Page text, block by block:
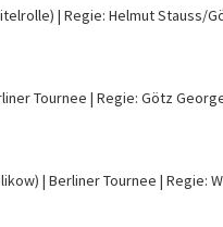
Regie: Helmut Stauss/
Tournee Regie: Götz
Berliner Tournee Regie: